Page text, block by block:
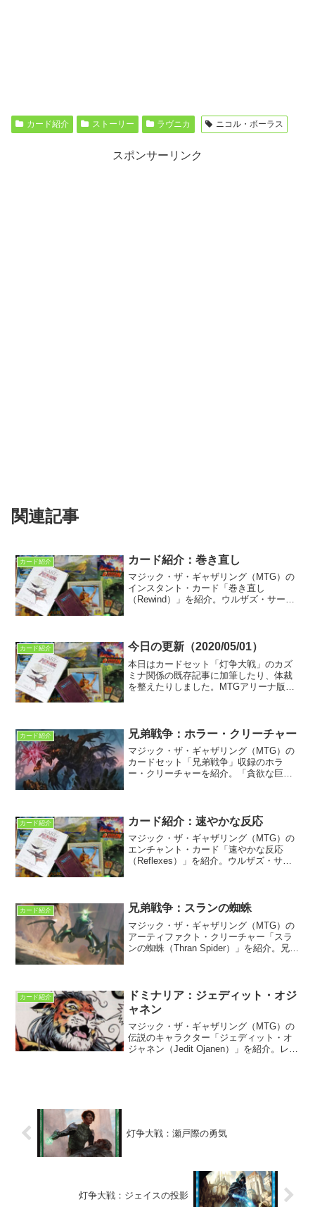
カード紹介 ストーリー ラヴニカ ニコル・ボーラス
スポンサーリンク
関連記事
カード紹介 カード紹介：巻き直し
マジック・ザ・ギャザリング（MTG）の
インスタント・カード「巻き直し
（Rewind）」を紹介。ウルザズ・サーガ
カード紹介 今日の更新（2020/05/01）
本日はカードセット「灯争大戦」のカズ
ミナ関係の既存記事に加筆したり、体裁
を整えたりしました。MTGアリーナ版フ
カード紹介 兄弟戦争：ホラー・クリーチャー
マジック・ザ・ギャザリング（MTG）の
カードセット「兄弟戦争」収録のホラ
ー・クリーチャーを紹介。「貪欲な巨大
カード紹介 カード紹介：速やかな反応
マジック・ザ・ギャザリング（MTG）の
エンチャント・カード「速やかな反応
（Reflexes）」を紹介。ウルザズ・サー
カード紹介 兄弟戦争：スランの蜘蛛
マジック・ザ・ギャザリング（MTG）の
アーティファクト・クリーチャー「スラ
ンの蜘蛛（Thran Spider）」を紹介。兄弟
カード紹介
ドミナリア：ジェディット・オジ
ャネン
マジック・ザ・ギャザリング（MTG）の
伝説のキャラクター「ジェディット・オ
ジャネン（Jedit Ojanen）」を紹介。レジ
灯争大戦：瀬戸際の勇気
灯争大戦：ジェイスの投影